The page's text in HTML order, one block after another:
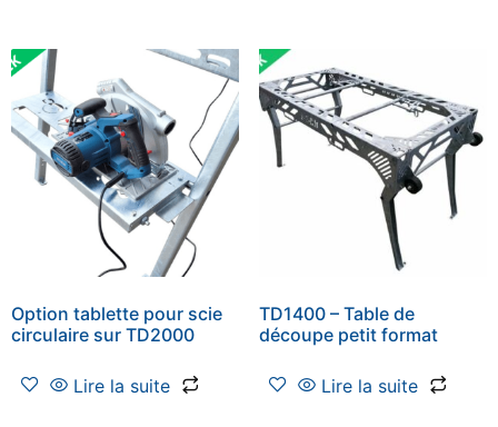
Option tablette pour scie
circulaire sur TD2000
Lire la suite
TD1400 – Table de
découpe petit format
Lire la suite